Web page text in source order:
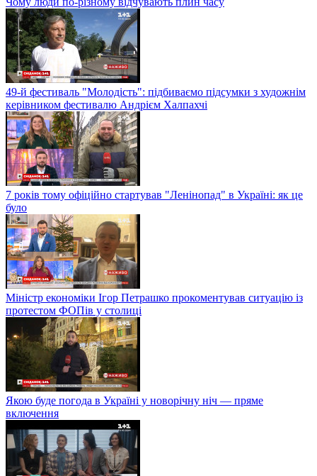
49-й фестиваль "Молодість": підбиваємо підсумки з художнім
керівником фестивалю Андрієм Халпахчі
7 років тому офіційно стартував "Ленінопад" в Україні: як це
було
Міністр економіки Ігор Петрашко прокоментував ситуацію із
протестом ФОПів у столиці
Якою буде погода в Україні у новорічну ніч — пряме
включення